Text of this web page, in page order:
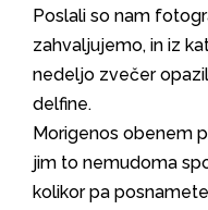
Poslali so nam
zahvaljujemo, in iz
nedeljo zvečer
delfine.
Morigenos obenem
jim to nemudoma
kolikor pa